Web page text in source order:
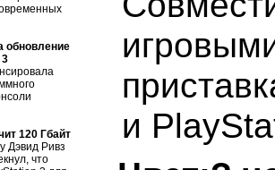
обновление
120 Гбайт
Дэвид Ривз
что
и